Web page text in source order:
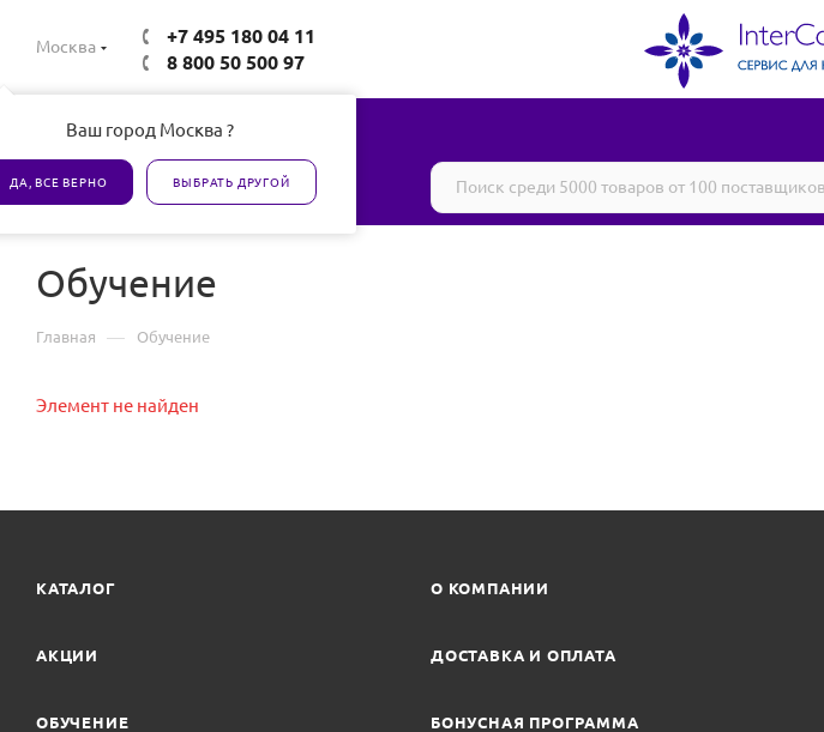
Москва
Ваш город Москва ?
ДА, ВСЕ ВЕРНО ВЫБРАТЬ ДРУГОЙ
+7 495 180 04 11
8 800 50 500 97
Все товары сертифицированы
Обучение
Главная — Обучение
Элемент не найден
КАТАЛОГ
АКЦИИ
ОБУЧЕНИЕ
О КОМПАНИИ
ДОСТАВКА И ОПЛАТА
БОНУСНАЯ ПРОГРАММА